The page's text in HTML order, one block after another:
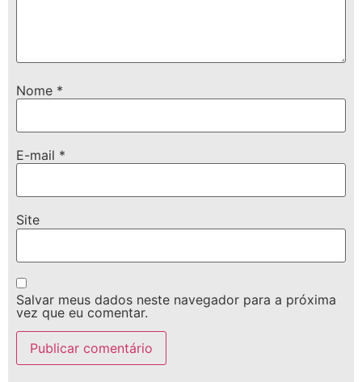
Nome *
E-mail *
Site
Salvar meus dados neste navegador para a próxima
vez que eu comentar.